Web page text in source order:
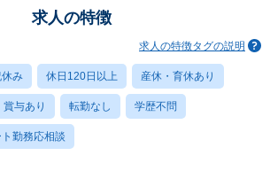
求人の特徴
求人の特徴タグの説明
み 休日120日以上 産休・育休あり
賞与あり 転勤なし 学歴不問
ト勤務応相談